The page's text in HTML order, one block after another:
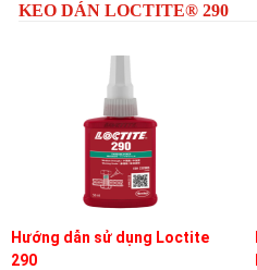
KEO DÁN LOCTITE® 290
Hướng dẫn sử dụng Loctite
290